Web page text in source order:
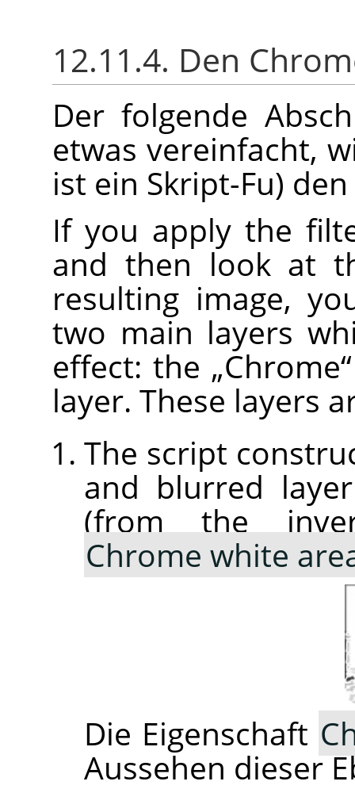
12.11.4. Den
Der folgende
etwas vereinfacht,
ist ein Skript-Fu)
If you apply the
and then look at
resulting image,
two main layers
effect: the „Chrome“
layer. These layers
The script
and blurred
(from the
Chrome white
Die Eigenschaft
Aussehen dieser